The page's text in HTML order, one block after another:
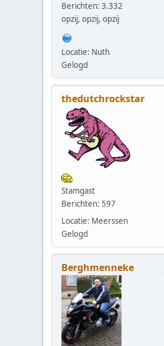
Berichten: 3.332
opzij, opzij, opzij
Locatie: Nuth
Gelogd
thedutchrockstar
Stamgast
Berichten: 597
Locatie: Meerssen
Gelogd
Berghmenneke